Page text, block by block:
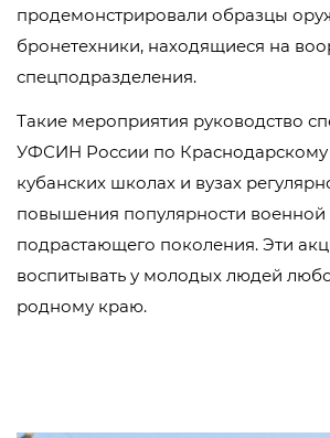
продемонстрировали образцы
бронетехники, находящиеся на
спецподразделения.
Такие мероприятия руководство
УФСИН России по Краснодарскому
кубанских школах и вузах
повышения популярности военной
подрастающего поколения. Эти
воспитывать у молодых людей
родному краю.